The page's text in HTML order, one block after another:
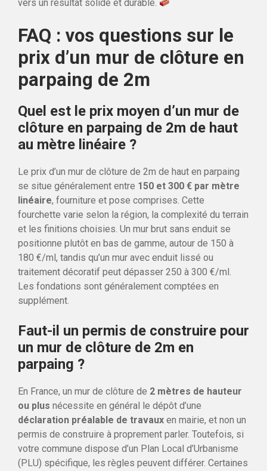
vers un résultat solide et durable.
FAQ : vos questions sur le
prix d’un mur de clôture en
parpaing de 2m
Quel est le prix moyen d’un mur de
clôture en parpaing de 2m de haut
au mètre linéaire ?
Le prix d’un mur de clôture de 2m de haut en parpaing
se situe généralement entre 150 et 300 € par mètre
linéaire, fourniture et pose comprises. Cette
fourchette varie selon la région, la complexité du terrain
et les finitions choisies. Un mur brut sans enduit se
positionne plutôt en bas de gamme, autour de 150 à
180 €/ml, tandis qu’un mur avec enduit lissé ou
traitement décoratif peut dépasser 250 à 300 €/ml.
Les fondations sont généralement comptées en
supplément.
Faut-il un permis de construire pour
un mur de clôture de 2m en
parpaing ?
En France, un mur de clôture de 2 mètres de hauteur
ou plus nécessite en général le dépôt d’une
déclaration préalable de travaux en mairie, et non un
permis de construire à proprement parler. Toutefois, si
votre commune dispose d’un Plan Local d’Urbanisme
(PLU) spécifique, les règles peuvent différer. Certaines